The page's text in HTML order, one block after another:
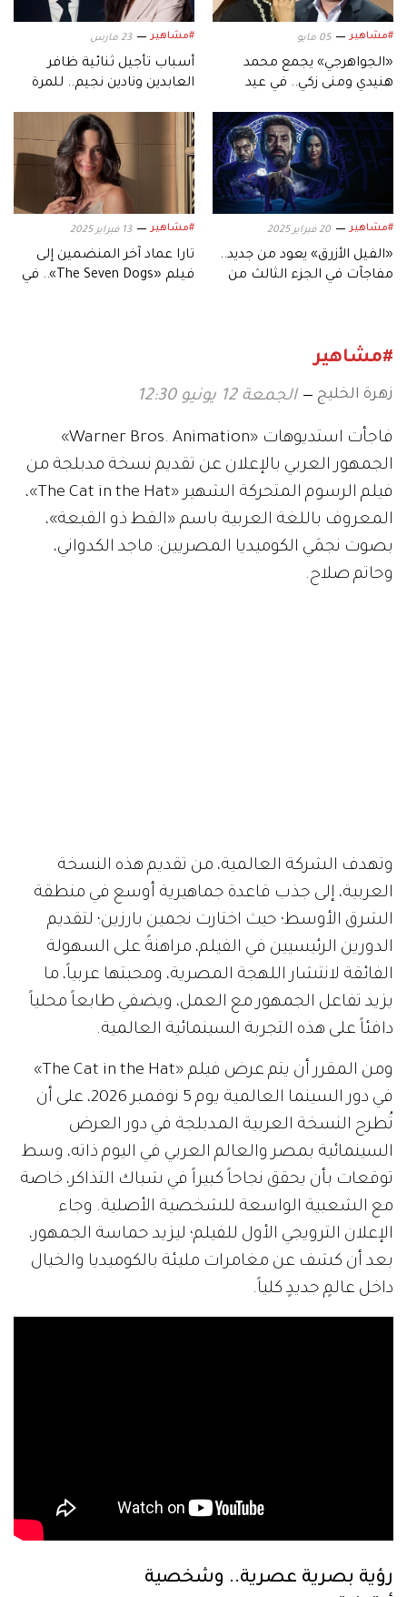
#مشاهير 05 مايو
«الجواهرجي» يجمع محمد
هنيدي ومنى زكي.. في عيد
#مشاهير 23 مارس
أسباب تأجيل ثنائية ظافر
العابدين ونادين نجيم.. للمرة
#مشاهير 20 فبراير 2025
«الفيل الأزرق» يعود من جديد..
مفاجآت في الجزء الثالث من
#مشاهير 13 فبراير 2025
تارا عماد آخر المنضمين إلى
فيلم «The Seven Dogs».. في
#مشاهير
زهرة الخليج الجمعة 12 يونيو 12:30
فاجأت استديوهات «Warner Bros. Animation»
الجمهور العربي بالإعلان عن تقديم نسخة مدبلجة من
فيلم الرسوم المتحركة الشهير «The Cat in the Hat»،
المعروف باللغة العربية باسم «القط ذو القبعة»،
بصوت نجمَي الكوميديا المصريين: ماجد الكدواني،
وحاتم صلاح.
وتهدف الشركة العالمية، من تقديم هذه النسخة
العربية، إلى جذب قاعدة جماهيرية أوسع في منطقة
الشرق الأوسط؛ حيث اختارت نجمين بارزين؛ لتقديم
الدورين الرئيسيين في الفيلم، مراهنةً على السهولة
الفائقة لانتشار اللهجة المصرية، ومحبتها عربياً، ما
يزيد تفاعل الجمهور مع العمل، ويضفي طابعاً محلياً
دافئاً على هذه التجربة السينمائية العالمية.
ومن المقرر أن يتم عرض فيلم «The Cat in the Hat»
في دور السينما العالمية يوم 5 نوفمبر 2026، على أن
تُطرح النسخة العربية المدبلجة في دور العرض
السينمائية بمصر والعالم العربي في اليوم ذاته، وسط
توقعات بأن يحقق نجاحاً كبيراً في شباك التذاكر، خاصة
مع الشعبية الواسعة للشخصية الأصلية. وجاء
الإعلان الترويجي الأول للفيلم؛ ليزيد حماسة الجمهور،
بعد أن كشف عن مغامرات مليئة بالكوميديا والخيال
داخل عالمٍ جديدٍ كلياً.
رؤية بصرية عصرية.. وشخصية